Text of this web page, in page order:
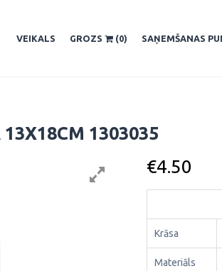
VEIKALS GROZS (0) SAŅEMŠANAS
1303035
€4.50
Krāsa
Materiāls